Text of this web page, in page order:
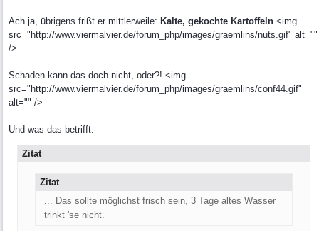
Ach ja, übrigens frißt er mittlerweile: Kalte, gekochte Kartoffeln <img
src="http://www.viermalvier.de/forum_php/images/graemlins/nuts.gif" alt=""
/>
Schaden kann das doch nicht, oder?! <img
src="http://www.viermalvier.de/forum_php/images/graemlins/conf44.gif"
alt="" />
Und was das betrifft:
Zitat
Zitat
... Das sollte möglichst frisch sein, 3 Tage altes Wasser
trinkt 'se nicht.